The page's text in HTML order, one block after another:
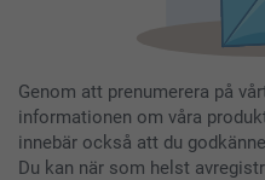
Genom att prenumerera på
informationen om våra
innebär också att du
Du kan när som helst